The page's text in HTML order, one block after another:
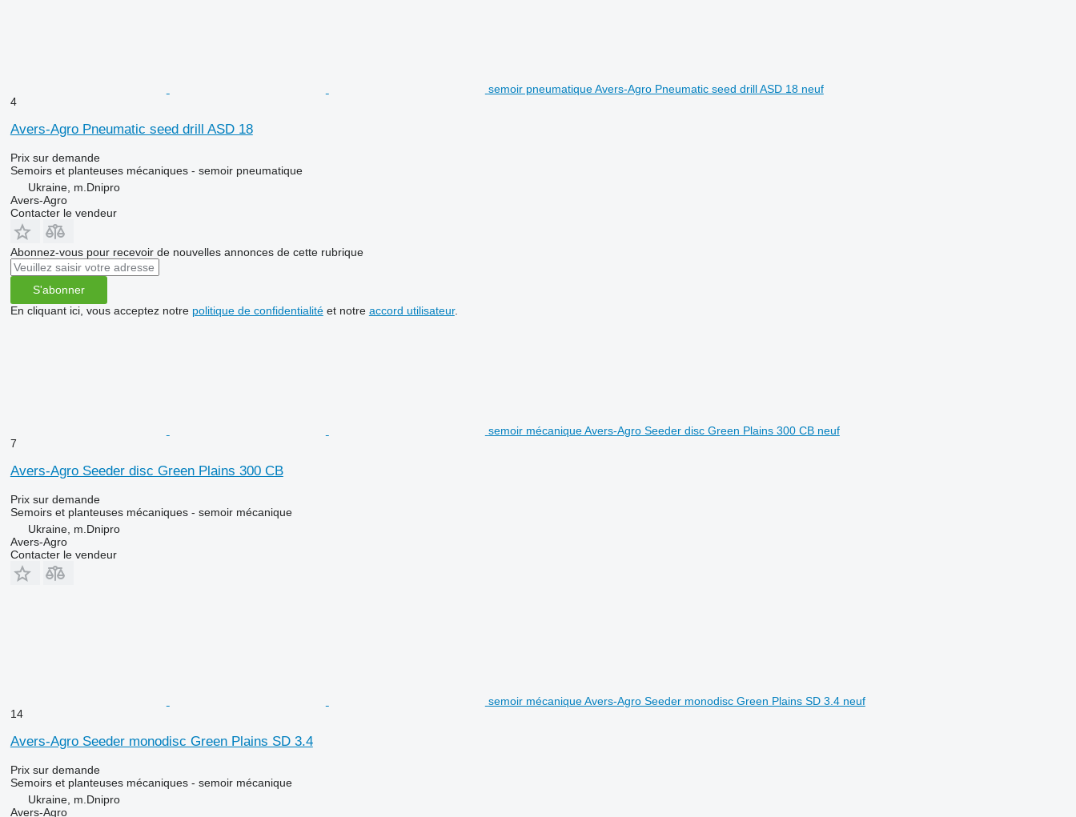
semoir pneumatique Avers-Agro Pneumatic seed drill ASD 18 neuf
4
Avers-Agro Pneumatic seed drill ASD 18
Prix sur demande
Semoirs et planteuses mécaniques - semoir pneumatique
Ukraine, m.Dnipro
Avers-Agro
Contacter le vendeur
Abonnez-vous pour recevoir de nouvelles annonces de cette rubrique
S'abonner
En cliquant ici, vous acceptez notre politique de confidentialitéet notre accord utilisateur.
semoir mécanique Avers-Agro Seeder disc Green Plains 300 CB neuf
7
Avers-Agro Seeder disc Green Plains 300 CB
Prix sur demande
Semoirs et planteuses mécaniques - semoir mécanique
Ukraine, m.Dnipro
Avers-Agro
Contacter le vendeur
semoir mécanique Avers-Agro Seeder monodisc Green Plains SD 3.4 neuf
14
Avers-Agro Seeder monodisc Green Plains SD 3.4
Prix sur demande
Semoirs et planteuses mécaniques - semoir mécanique
Ukraine, m.Dnipro
Avers-Agro